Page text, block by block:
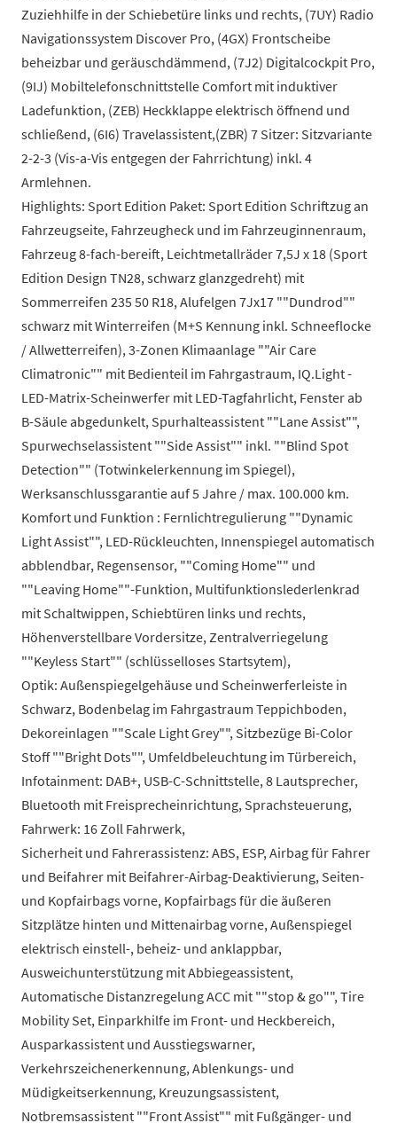
Zuziehhilfe in der Schiebetüre links und rechts, (7UY) Radio
Navigationssystem Discover Pro, (4GX) Frontscheibe
beheizbar und geräuschdämmend, (7J2) Digitalcockpit Pro,
(9IJ) Mobiltelefonschnittstelle Comfort mit induktiver
Ladefunktion, (ZEB) Heckklappe elektrisch öffnend und
schließend, (6I6) Travelassistent,(ZBR) 7 Sitzer: Sitzvariante
2-2-3 (Vis-a-Vis entgegen der Fahrrichtung) inkl. 4
Armlehnen.
Highlights: Sport Edition Paket: Sport Edition Schriftzug an
Fahrzeugseite, Fahrzeugheck und im Fahrzeuginnenraum,
Fahrzeug 8-fach-bereift, Leichtmetallräder 7,5J x 18 (Sport
Edition Design TN28, schwarz glanzgedreht) mit
Sommerreifen 235 50 R18, Alufelgen 7Jx17 ""Dundrod""
schwarz mit Winterreifen (M+S Kennung inkl. Schneeflocke
/ Allwetterreifen), 3-Zonen Klimaanlage ""Air Care
Climatronic"" mit Bedienteil im Fahrgastraum, IQ.Light -
LED-Matrix-Scheinwerfer mit LED-Tagfahrlicht, Fenster ab
B-Säule abgedunkelt, Spurhalteassistent ""Lane Assist"",
Spurwechselassistent ""Side Assist"" inkl. ""Blind Spot
Detection"" (Totwinkelerkennung im Spiegel),
Werksanschlussgarantie auf 5 Jahre / max. 100.000 km.
Komfort und Funktion : Fernlichtregulierung ""Dynamic
Light Assist"", LED-Rückleuchten, Innenspiegel automatisch
abblendbar, Regensensor, ""Coming Home"" und
""Leaving Home""-Funktion, Multifunktionslederlenkrad
mit Schaltwippen, Schiebtüren links und rechts,
Höhenverstellbare Vordersitze, Zentralverriegelung
""Keyless Start"" (schlüsselloses Startsytem),
Optik: Außenspiegelgehäuse und Scheinwerferleiste in
Schwarz, Bodenbelag im Fahrgastraum Teppichboden,
Dekoreinlagen ""Scale Light Grey"", Sitzbezüge Bi-Color
Stoff ""Bright Dots"", Umfeldbeleuchtung im Türbereich,
Infotainment: DAB+, USB-C-Schnittstelle, 8 Lautsprecher,
Bluetooth mit Freisprecheinrichtung, Sprachsteuerung,
Fahrwerk: 16 Zoll Fahrwerk,
Sicherheit und Fahrerassistenz: ABS, ESP, Airbag für Fahrer
und Beifahrer mit Beifahrer-Airbag-Deaktivierung, Seiten-
und Kopfairbags vorne, Kopfairbags für die äußeren
Sitzplätze hinten und Mittenairbag vorne, Außenspiegel
elektrisch einstell-, beheiz- und anklappbar,
Ausweichunterstützung mit Abbiegeassistent,
Automatische Distanzregelung ACC mit ""stop & go"", Tire
Mobility Set, Einparkhilfe im Front- und Heckbereich,
Ausparkassistent und Ausstiegswarner,
Verkehrszeichenerkennung, Ablenkungs- und
Müdigkeitserkennung, Kreuzungsassistent,
Notbremsassistent ""Front Assist"" mit Fußgänger- und